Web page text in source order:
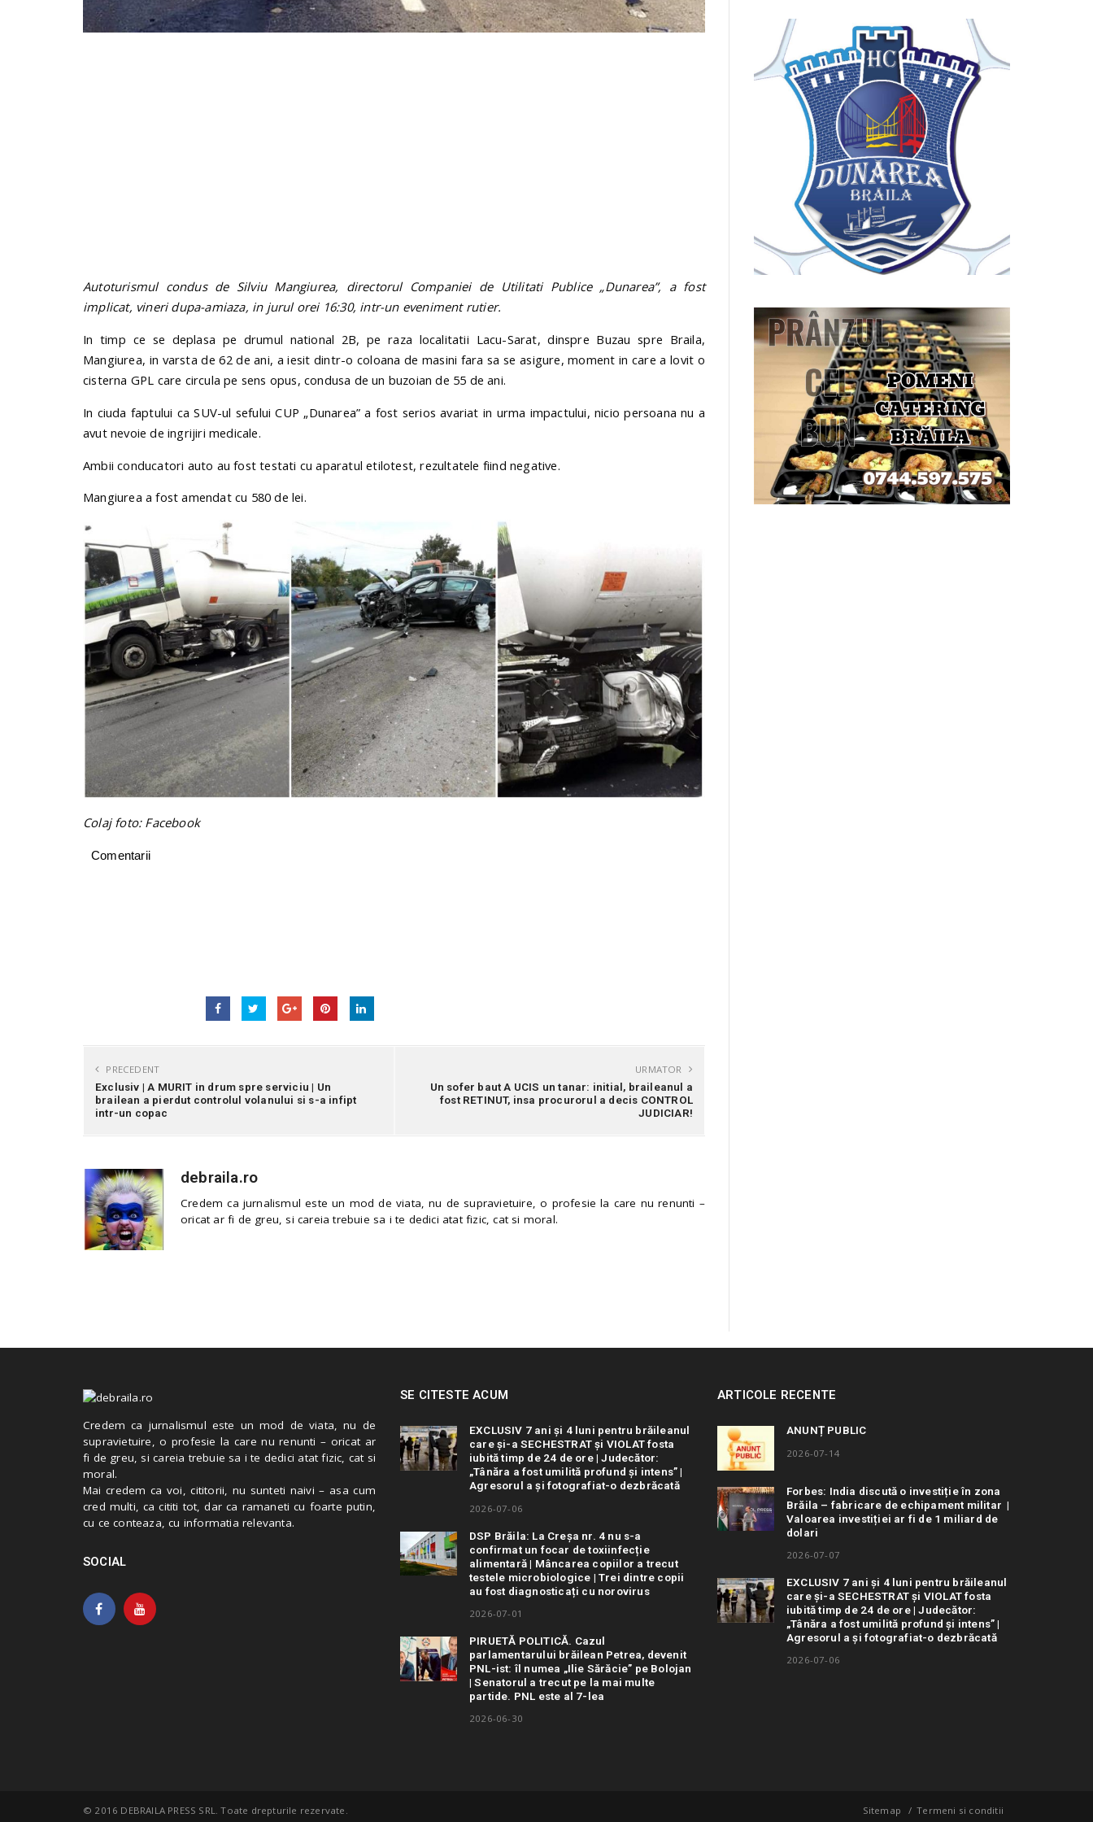
Autoturismul condus de Silviu Mangiurea, directorul Companiei de Utilitati Publice „Dunarea”, a fost
implicat, vineri dupa-amiaza, in jurul orei 16:30, intr-un eveniment rutier.
In timp ce se deplasa pe drumul national 2B, pe raza localitatii Lacu-Sarat, dinspre Buzau spre Braila,
Mangiurea, in varsta de 62 de ani, a iesit dintr-o coloana de masini fara sa se asigure, moment in care a lovit o
cisterna GPL care circula pe sens opus, condusa de un buzoian de 55 de ani.
In ciuda faptului ca SUV-ul sefului CUP „Dunarea” a fost serios avariat in urma impactului, nicio persoana nu a
avut nevoie de ingrijiri medicale.
Ambii conducatori auto au fost testati cu aparatul etilotest, rezultatele fiind negative.
Mangiurea a fost amendat cu 580 de lei.
Colaj foto: Facebook
Comentarii
PRECEDENT
Exclusiv | A MURIT in drum spre serviciu | Un
brailean a pierdut controlul volanului si s-a infipt
intr-un copac
URMATOR
Un sofer baut A UCIS un tanar: initial, braileanul a
fost RETINUT, insa procurorul a decis CONTROL
JUDICIAR!
debraila.ro
Credem ca jurnalismul este un mod de viata, nu de supravietuire, o profesie la care nu renunti –
oricat ar fi de greu, si careia trebuie sa i te dedici atat fizic, cat si moral.
Credem ca jurnalismul este un mod de viata, nu de
supravietuire, o profesie la care nu renunti – oricat ar
fi de greu, si careia trebuie sa i te dedici atat fizic, cat si
moral.
Mai credem ca voi, cititorii, nu sunteti naivi – asa cum
cred multi, ca cititi tot, dar ca ramaneti cu foarte putin,
cu ce conteaza, cu informatia relevanta.
SOCIAL
SE CITESTE ACUM
EXCLUSIV 7 ani și 4 luni pentru brăileanul
care și-a SECHESTRAT și VIOLAT fosta
iubită timp de 24 de ore | Judecător:
„Tânăra a fost umilită profund și intens” |
Agresorul a și fotografiat-o dezbrăcată
2026-07-06
DSP Brăila: La Creșa nr. 4 nu s-a
confirmat un focar de toxiinfecție
alimentară | Mâncarea copiilor a trecut
testele microbiologice | Trei dintre copii
au fost diagnosticați cu norovirus
2026-07-01
PIRUETĂ POLITICĂ. Cazul
parlamentarului brăilean Petrea, devenit
PNL-ist: îl numea „Ilie Sărăcie” pe Bolojan
| Senatorul a trecut pe la mai multe
partide. PNL este al 7-lea
2026-06-30
ARTICOLE RECENTE
ANUNȚ PUBLIC
2026-07-14
Forbes: India discută o investiție în zona
Brăila – fabricare de echipament militar |
Valoarea investiției ar fi de 1 miliard de
dolari
2026-07-07
EXCLUSIV 7 ani și 4 luni pentru brăileanul
care și-a SECHESTRAT și VIOLAT fosta
iubită timp de 24 de ore | Judecător:
„Tânăra a fost umilită profund și intens” |
Agresorul a și fotografiat-o dezbrăcată
2026-07-06
© 2016 DEBRAILA PRESS SRL. Toate drepturile rezervate. Sitemap Termeni si conditii